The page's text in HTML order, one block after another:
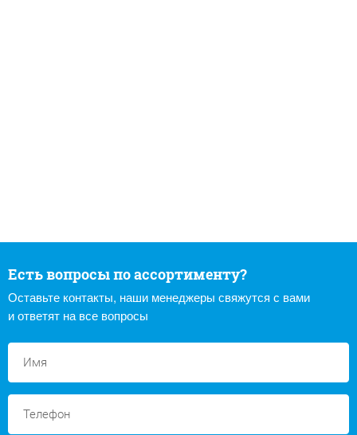
Есть вопросы по ассортименту?
Оставьте контакты, наши менеджеры свяжутся с вами
и ответят на все вопросы